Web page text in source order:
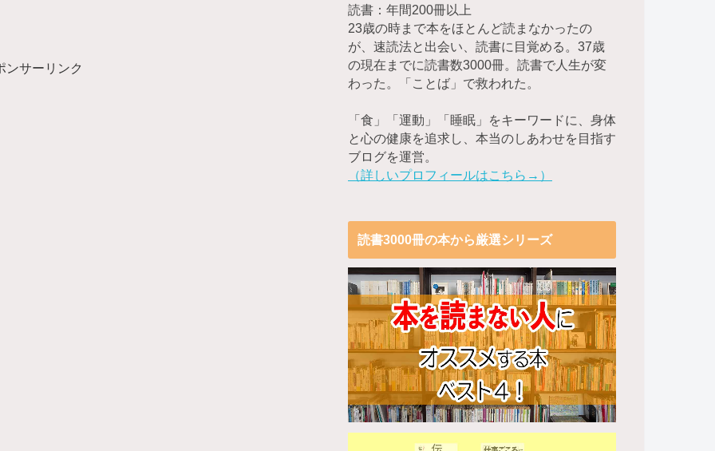
ンサーリンク
読書：年間200冊以上
23歳の時まで本をほとんど読まなかったの
が、速読法と出会い、読書に目覚める。37歳
の現在までに読書数3000冊。読書で人生が変
わった。「ことば」で救われた。
「食」「運動」「睡眠」をキーワードに、身体
と心の健康を追求し、本当のしあわせを目指す
ブログを運営。
（詳しいプロフィールはこちら→）
読書3000冊の本から厳選シリーズ